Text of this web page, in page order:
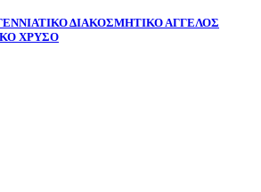
ΔΙΑΚΟΣΜΗΤΙΚΟ ΑΓΓΕΛΟΣ
ΧΡΥΣΟ